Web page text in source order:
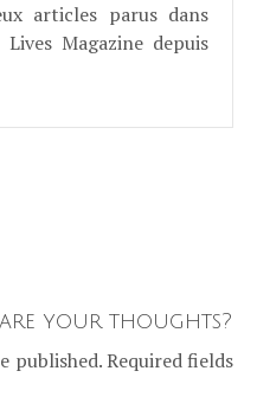
articles parus dans
Magazine depuis
your thoughts?
published. Required fields